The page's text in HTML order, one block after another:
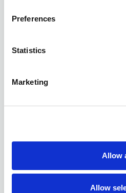
Preferences
Statistics
Marketing
Allow
Allow